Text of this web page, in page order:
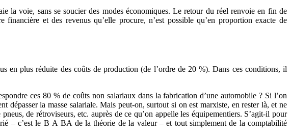
la voie, sans se soucier des modes économiques. Le retour du réel renvoie en fin de
et des revenus qu’elle procure, n’est possible qu’en proportion exacte de
en plus réduite des coûts de production (de l’ordre de 20 %). Dans ces conditions, il
ces 80 % de coûts non salariaux dans la fabrication d’une automobile ? Si l’on
la masse salariale. Mais peut-on, surtout si on est marxiste, en rester là, et ne
de rétroviseurs, etc. auprès de ce qu’on appelle les équipementiers. S’agit-il pour
– c’est le B A BA de la théorie de la valeur – et tout simplement de la comptabilité